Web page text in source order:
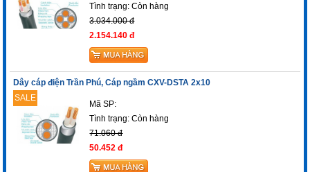
Tình trạng:Còn hàng
3.034.000 đ
2.154.140 đ
Dây cáp điện Trần Phú, Cáp ngầm CXV-DSTA 2x10
SALE
Mã SP:
Tình trạng:Còn hàng
71.060 đ
50.452 đ